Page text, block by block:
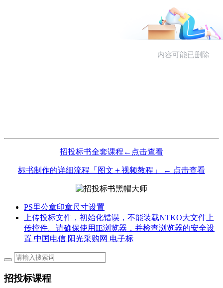
招投标书全套课程←点击查看
标书制作的详细流程「图文＋视频教程」 ← 点击查看
PS里公章印章尺寸设置
上传投标文件，初始化错误，不能装载NTKO大文件上
传控件。请确保使用IE浏览器，并检查浏览器的安全设
置 中国电信 阳光采购网 电子标
招投标课程